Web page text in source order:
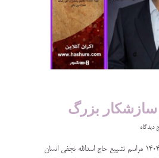
سازشکار بزرگ
دیدگاه
✍️‌پریروز چهارشنبه۲۱ آبان۱۴۰۴ مراسم تشییع حاج اسدالله نجفی انسان